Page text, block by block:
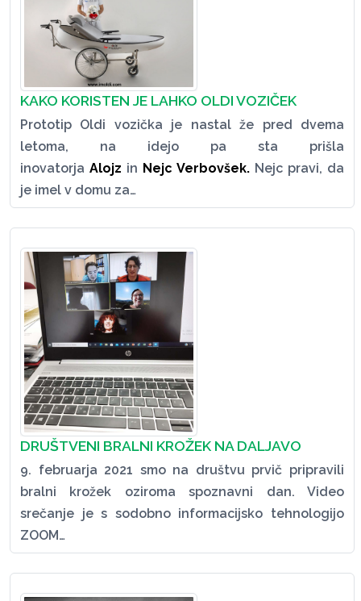
KAKO KORISTEN JE LAHKO OLDI VOZIČEK
Prototip Oldi vozička je nastal že pred dvema
letoma, na idejo pa sta prišla
inovatorja Alojz in Nejc Verbovšek. Nejc pravi, da
je imel v domu za…
DRUŠTVENI BRALNI KROŽEK NA DALJAVO
9. februarja 2021 smo na društvu prvič pripravili
bralni krožek oziroma spoznavni dan. Video
srečanje je s sodobno informacijsko tehnologijo
ZOOM…